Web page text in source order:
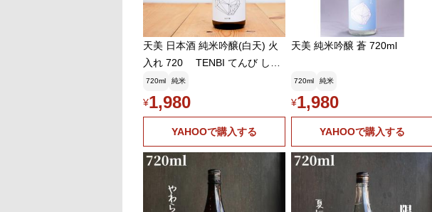
天美 日本酒 純米吟醸(白天) 火
入れ 720 TENBI てんび しろ
てん (山口県/長州酒造) ギ
フト プレゼント のし対応
720ml 純米
¥1,980
YAHOOで購入する
天美 純米吟醸 蒼 720ml
720ml 純米
¥1,980
YAHOOで購入する